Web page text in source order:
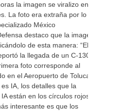
la imagen se viralizo en
La foto era extraña por lo
México
destaco que la imagen
de esta manera: “El
la llegada de un C-130J
foto corresponde al
en el Aeropuerto de Toluca.
IA, los detalles que la
están en los círculos rojos,
interesante es que los